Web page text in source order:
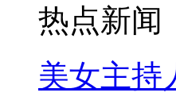
热点新闻
美女主持